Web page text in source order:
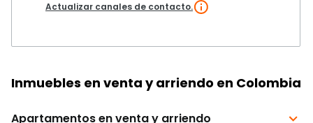
Actualizar canales de contacto.